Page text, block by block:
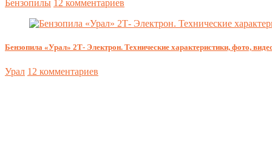
Бензопилы 12 комментариев
Бензопила «Урал» 2Т- Электрон. Технические характеристики, фото,
Урал 12 комментариев